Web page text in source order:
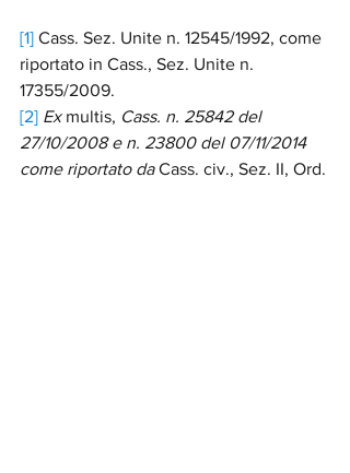
[1] Cass. Sez. Unite n. 12545/1992, come
riportato in Cass., Sez. Unite n.
17355/2009.
[2] Ex multis, Cass. n. 25842 del
27/10/2008 e n. 23800 del 07/11/2014
come riportato da Cass. civ., Sez. II, Ord.